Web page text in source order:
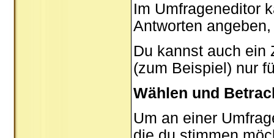
Im Umfrageneditor
Antworten
Du kannst auch ein
(zum Beispiel) nur
Wählen und
Um an einer